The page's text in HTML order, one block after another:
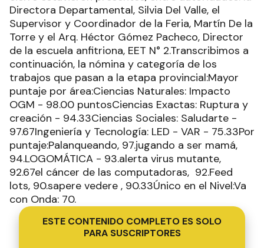
Directora Departamental, Silvia Del Valle, el
Supervisor y Coordinador de la Feria, Martín De la
Torre y el Arq. Héctor Gómez Pacheco, Director
de la escuela anfitriona, EET N° 2.Transcribimos a
continuación, la nómina y categoría de los
trabajos que pasan a la etapa provincial:Mayor
puntaje por área:Ciencias Naturales: Impacto
OGM - 98.00 puntosCiencias Exactas: Ruptura y
creación - 94.33Ciencias Sociales: Saludarte -
97.67Ingeniería y Tecnología: LED - VAR - 75.33Por
puntaje:Palanqueando, 97.jugando a ser mamá,
94.LOGOMÁTICA - 93.alerta virus mutante,
92.67el cáncer de las computadoras, 92.Feed
lots, 90.sapere vedere , 90.33Único en el Nivel:Va
con Onda: 70.
ESTE CONTENIDO COMPLETO ES SOLO
PARA SUSCRIPTORES